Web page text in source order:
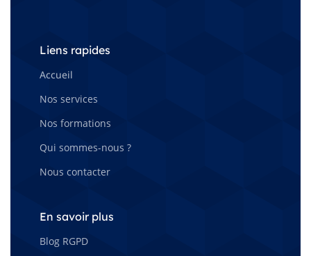
Liens rapides
Accueil
Nos services
Nos formations
Qui sommes-nous ?
Nous contacter
En savoir plus
Blog RGPD